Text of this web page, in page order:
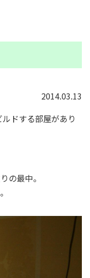
2014.03.13
ドする部屋があり
の最中。